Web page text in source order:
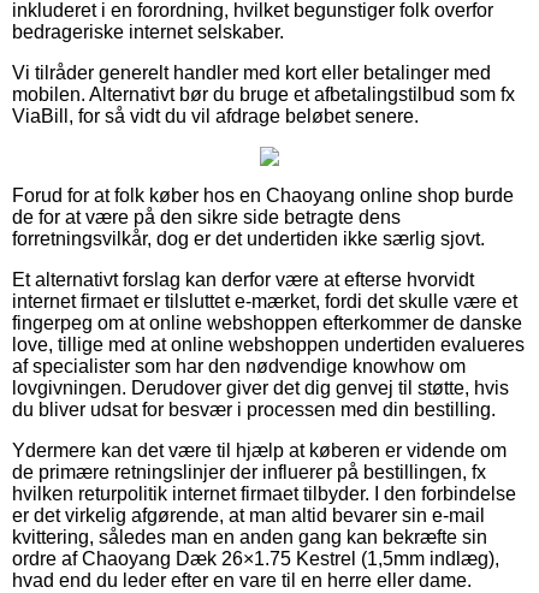
inkluderet i en forordning, hvilket begunstiger folk overfor
bedrageriske internet selskaber.
Vi tilråder generelt handler med kort eller betalinger med
mobilen. Alternativt bør du bruge et afbetalingstilbud som fx
ViaBill, for så vidt du vil afdrage beløbet senere.
Forud for at folk køber hos en Chaoyang online shop burde
de for at være på den sikre side betragte dens
forretningsvilkår, dog er det undertiden ikke særlig sjovt.
Et alternativt forslag kan derfor være at efterse hvorvidt
internet firmaet er tilsluttet e-mærket, fordi det skulle være et
fingerpeg om at online webshoppen efterkommer de danske
love, tillige med at online webshoppen undertiden evalueres
af specialister som har den nødvendige knowhow om
lovgivningen. Derudover giver det dig genvej til støtte, hvis
du bliver udsat for besvær i processen med din bestilling.
Ydermere kan det være til hjælp at køberen er vidende om
de primære retningslinjer der influerer på bestillingen, fx
hvilken returpolitik internet firmaet tilbyder. I den forbindelse
er det virkelig afgørende, at man altid bevarer sin e-mail
kvittering, således man en anden gang kan bekræfte sin
ordre af Chaoyang Dæk 26×1.75 Kestrel (1,5mm indlæg),
hvad end du leder efter en vare til en herre eller dame.